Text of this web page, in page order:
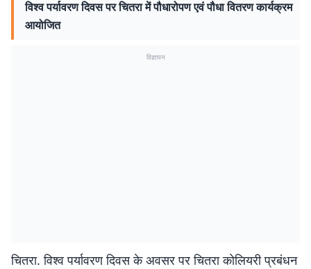
विश्व पर्यावरण दिवस पर चितरा में पौधारोपण एवं पौधा वितरण कार्यक्रम
आयोजित
विज्ञापन
चितरा. विश्व पर्यावरण दिवस के अवसर पर चितरा कोलियरी प्रबंधन